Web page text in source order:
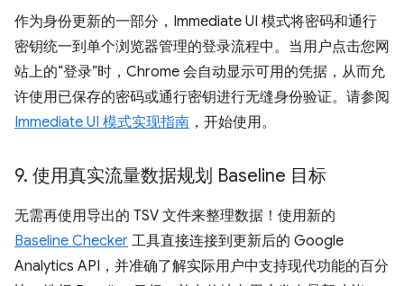
作为身份更新的一部分，Immediate UI 模式将密码和通行
密钥统一到单个浏览器管理的登录流程中。当用户点击您网
站上的“登录”时，Chrome 会自动显示可用的凭据，从而允
许使用已保存的密码或通行密钥进行无缝身份验证。请参阅
Immediate UI 模式实现指南 ，开始使用。
9. 使用真实流量数据规划 Baseline 目标
无需再使用导出的 TSV 文件来整理数据！使用新的
Baseline Checker 工具直接连接到更新后的 Google
Analytics API，并准确了解实际用户中支持现代功能的百分